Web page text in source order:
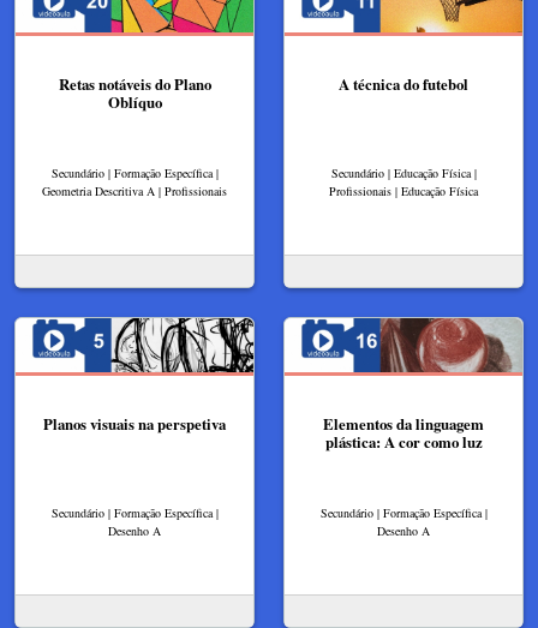
Retas notáveis do Plano
Oblíquo
Secundário | Formação Específica |
Geometria Descritiva A | Profissionais
A técnica do futebol
Secundário | Educação Física |
Profissionais | Educação Física
Planos visuais na perspetiva
Secundário | Formação Específica |
Desenho A
Elementos da linguagem
plástica: A cor como luz
Secundário | Formação Específica |
Desenho A